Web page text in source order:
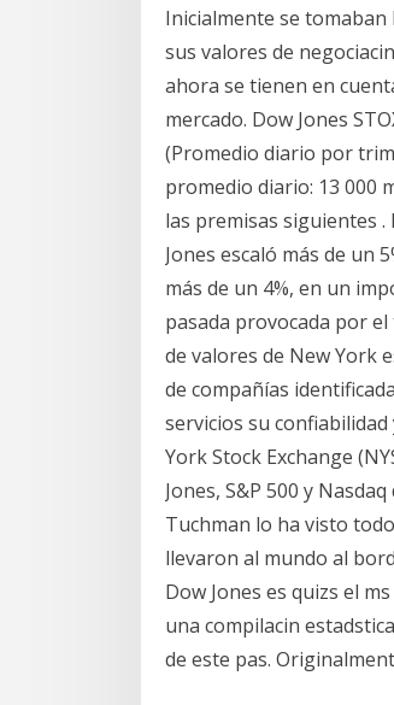
Inicialmente se
sus valores de
ahora se tienen en
mercado. Dow Jones
(Promedio diario por
promedio diario: 13 000
las premisas siguientes
Jones escaló más de un
más de un 4%, en un
pasada provocada por
de valores de New York
de compañías
servicios su
York Stock Exchange
Jones, S&P 500 y
Tuchman lo ha visto
llevaron al mundo al
Dow Jones es quizs el
una compilacin
de este pas.